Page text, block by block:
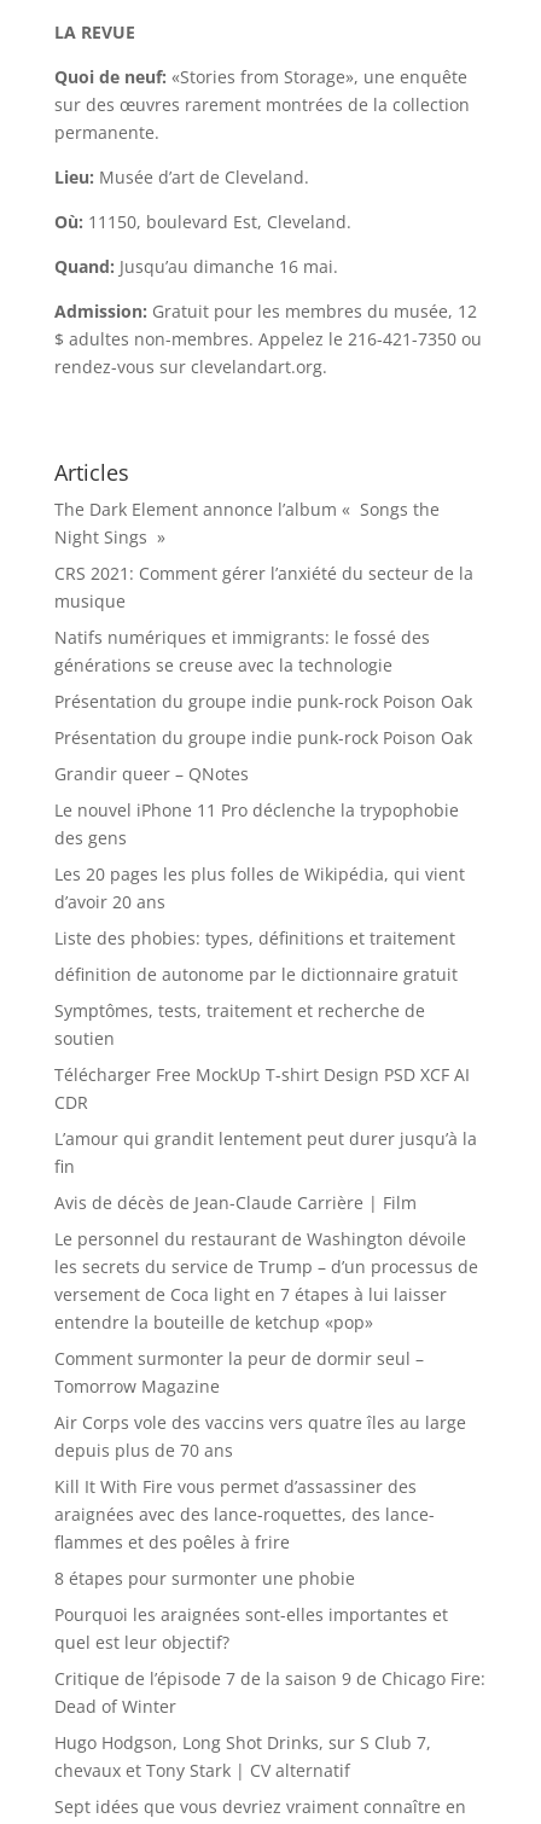
LA REVUE
Quoi de neuf: «Stories from Storage», une enquête
sur des œuvres rarement montrées de la collection
permanente.
Lieu: Musée d’art de Cleveland.
Où: 11150, boulevard Est, Cleveland.
Quand: Jusqu’au dimanche 16 mai.
Admission: Gratuit pour les membres du musée, 12
$ adultes non-membres. Appelez le 216-421-7350 ou
rendez-vous sur clevelandart.org.
Articles
The Dark Element annonce l’album « Songs the
Night Sings »
CRS 2021: Comment gérer l’anxiété du secteur de la
musique
Natifs numériques et immigrants: le fossé des
générations se creuse avec la technologie
Présentation du groupe indie punk-rock Poison Oak
Présentation du groupe indie punk-rock Poison Oak
Grandir queer – QNotes
Le nouvel iPhone 11 Pro déclenche la trypophobie
des gens
Les 20 pages les plus folles de Wikipédia, qui vient
d’avoir 20 ans
Liste des phobies: types, définitions et traitement
définition de autonome par le dictionnaire gratuit
Symptômes, tests, traitement et recherche de
soutien
Télécharger Free MockUp T-shirt Design PSD XCF AI
CDR
L’amour qui grandit lentement peut durer jusqu’à la
fin
Avis de décès de Jean-Claude Carrière | Film
Le personnel du restaurant de Washington dévoile
les secrets du service de Trump – d’un processus de
versement de Coca light en 7 étapes à lui laisser
entendre la bouteille de ketchup «pop»
Comment surmonter la peur de dormir seul –
Tomorrow Magazine
Air Corps vole des vaccins vers quatre îles au large
depuis plus de 70 ans
Kill It With Fire vous permet d’assassiner des
araignées avec des lance-roquettes, des lance-
flammes et des poêles à frire
8 étapes pour surmonter une phobie
Pourquoi les araignées sont-elles importantes et
quel est leur objectif?
Critique de l’épisode 7 de la saison 9 de Chicago Fire:
Dead of Winter
Hugo Hodgson, Long Shot Drinks, sur S Club 7,
chevaux et Tony Stark | CV alternatif
Sept idées que vous devriez vraiment connaître en